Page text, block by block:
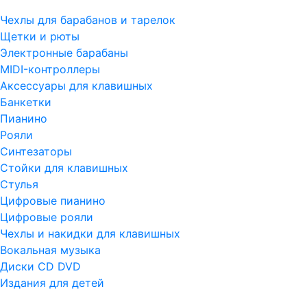
Чехлы для барабанов и тарелок
Щетки и рюты
Электронные барабаны
MIDI-контроллеры
Аксессуары для клавишных
Банкетки
Пианино
Рояли
Синтезаторы
Стойки для клавишных
Стулья
Цифровые пианино
Цифровые рояли
Чехлы и накидки для клавишных
Вокальная музыка
Диски CD DVD
Издания для детей